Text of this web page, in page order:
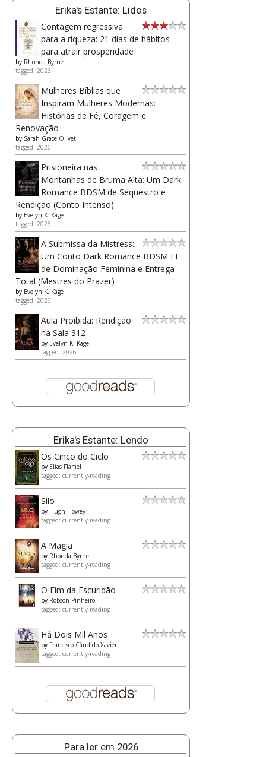
Erika's Estante: Lidos
Contagem regressiva
para a riqueza: 21 dias de hábitos
para atrair prosperidade
by Rhonda Byrne
tagged: 2026
Mulheres Bíblias que
Inspiram Mulheres Modernas:
Histórias de Fé, Coragem e
Renovação
by Sarah Grace Olivet
tagged: 2026
Prisioneira nas
Montanhas de Bruma Alta: Um Dark
Romance BDSM de Sequestro e
Rendição (Conto Intenso)
by Evelyn K. Kage
tagged: 2026
A Submissa da Mistress:
Um Conto Dark Romance BDSM FF
de Dominação Feminina e Entrega
Total (Mestres do Prazer)
by Evelyn K. Kage
tagged: 2026
Aula Proibida: Rendição
na Sala 312
by Evelyn K. Kage
tagged: 2026
Erika's Estante: Lendo
Os Cinco do Ciclo
by Elias Flamel
tagged: currently-reading
Silo
by Hugh Howey
tagged: currently-reading
A Magia
by Rhonda Byrne
tagged: currently-reading
O Fim da Escuridão
by Robson Pinheiro
tagged: currently-reading
Há Dois Mil Anos
by Francisco Cândido Xavier
tagged: currently-reading
Para ler em 2026